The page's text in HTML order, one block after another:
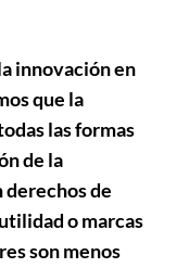
innovación en
que la
las formas
de la
de
o marcas
son menos